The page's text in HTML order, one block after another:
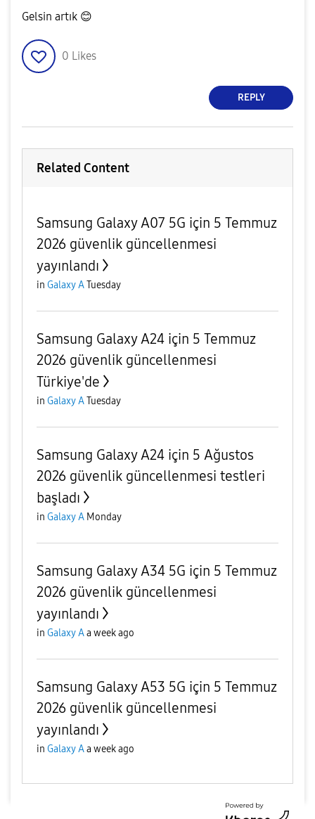
Gelsin artık 😊
0 Likes
REPLY
Related Content
Samsung Galaxy A07 5G için 5 Temmuz
2026 güvenlik güncellenmesi
yayınlandı
in Galaxy ATuesday
Samsung Galaxy A24 için 5 Temmuz
2026 güvenlik güncellenmesi
Türkiye'de
in Galaxy ATuesday
Samsung Galaxy A24 için 5 Ağustos
2026 güvenlik güncellenmesi testleri
başladı
in Galaxy A Monday
Samsung Galaxy A34 5G için 5 Temmuz
2026 güvenlik güncellenmesi
yayınlandı
in Galaxy Aa week ago
Samsung Galaxy A53 5G için 5 Temmuz
2026 güvenlik güncellenmesi
yayınlandı
in Galaxy Aa week ago